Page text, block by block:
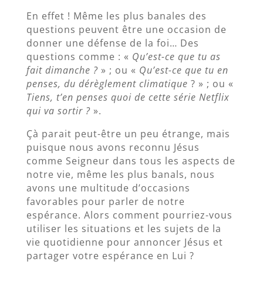
En effet ! Même les plus banales des
questions peuvent être une occasion de
donner une défense de la foi… Des
questions comme : « Qu’est-ce que tu as
fait dimanche ?» ; ou « Qu’est-ce que tu en
penses, du dérèglement climatique ? » ; ou «
Tiens, t’en penses quoi de cette série Netflix
qui va sortir ?».
Çà parait peut-être un peu étrange, mais
puisque nous avons reconnu Jésus
comme Seigneur dans tous les aspects de
notre vie, même les plus banals, nous
avons une multitude d’occasions
favorables pour parler de notre
espérance. Alors comment pourriez-vous
utiliser les situations et les sujets de la
vie quotidienne pour annoncer Jésus et
partager votre espérance en Lui ?